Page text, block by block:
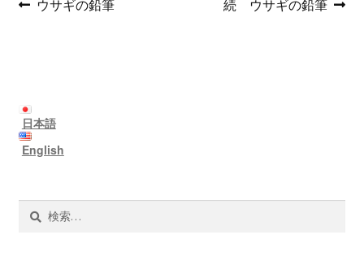
投
ビ
ゲ
ー
シ
ョ
ウサギの鉛筆 続 ウサギの鉛筆
日本語
English